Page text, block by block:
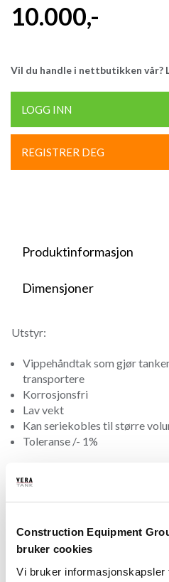
Construction Equipment
bruker cookies
Vi bruker informasjonskapsler
10.000,-
Vil du handle i nettbutikken vår?
LOGG INN
REGISTRER DEG
Produktinformasjon
Dimensjoner
Utstyr:
Vippehåndtak som gjør
transportere
Korrosjonsfri
Lav vekt
Kan seriekobles til større
Toleranse /- 1%
Overfyllingsvern
Installasjonsdeler
Rørsett for standard